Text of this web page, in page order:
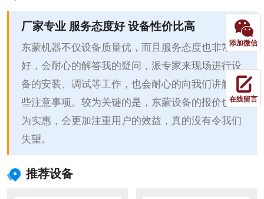
厂家专业 服务态度好 设备性价比高
东蒙机器不仅设备质量优，而且服务态度也非常
好，会耐心的解答我的疑问，派专家来现场进行设
备的安装、调试等工作，也会耐心的向我们讲解一
些注意事项。较为关键的是，东蒙设备的报价也较
为实惠，会更加注重用户的效益，真的没有令我们
失望。
推荐设备
添加微信
在线留言